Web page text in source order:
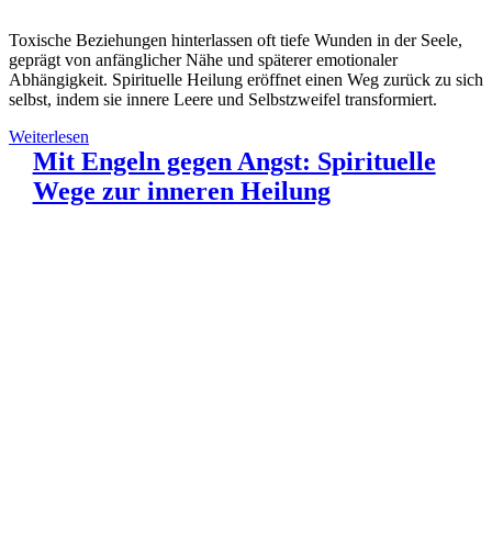
Toxische Beziehungen hinterlassen oft tiefe Wunden in der Seele,
geprägt von anfänglicher Nähe und späterer emotionaler
Abhängigkeit. Spirituelle Heilung eröffnet einen Weg zurück zu sich
selbst, indem sie innere Leere und Selbstzweifel transformiert.
Weiterlesen
Mit Engeln gegen Angst: Spirituelle
Wege zur inneren Heilung